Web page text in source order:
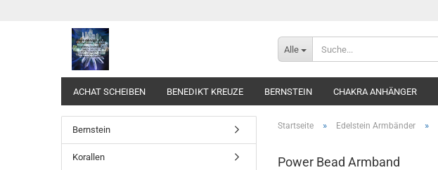
Alle
ACHAT SCHEIBEN BENEDIKT KREUZE BERNSTEIN CHAKRA ANHÄNGER
Startseite » Edelstein Armbänder »
Power Bead Armband
Bernstein
Korallen